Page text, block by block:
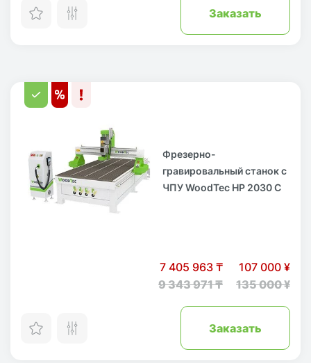
Заказать
Фрезерно-
гравировальный станок с
ЧПУ WoodTec HP 2030 C
7 405 963 ₸
9 343 971 ₸
107 000 ¥
135 000 ¥
Заказать